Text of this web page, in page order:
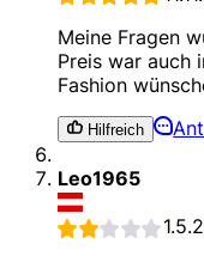
Meine Fragen
Preis war auch
Fashion
Hilfreich
Leo1965